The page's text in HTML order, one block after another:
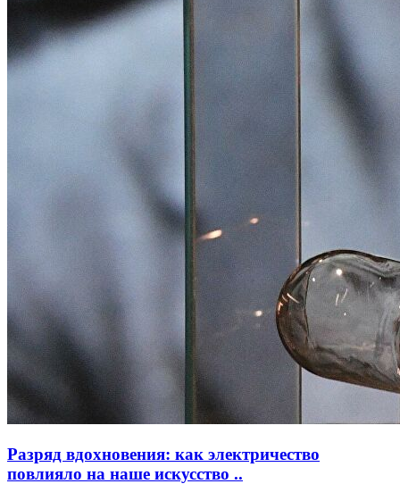
Разряд вдохновения: как электричество
повлияло на наше искусство ..